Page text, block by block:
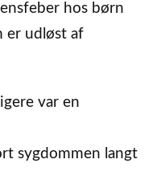
hos børn
er udløst af
var en
sygdommen langt